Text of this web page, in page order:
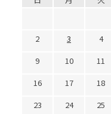
2
3 4
9
10 11
16
17 18
23
24 25